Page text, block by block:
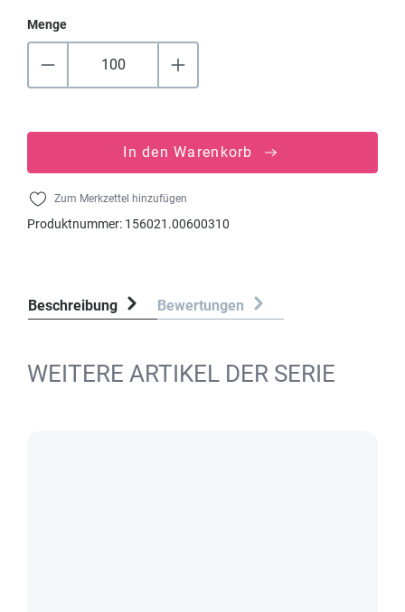
Menge
In den Warenkorb
Zum Merkzettel hinzufügen
Produktnummer: 156021.00600310
Beschreibung Bewertungen
WEITERE ARTIKEL DER SERIE